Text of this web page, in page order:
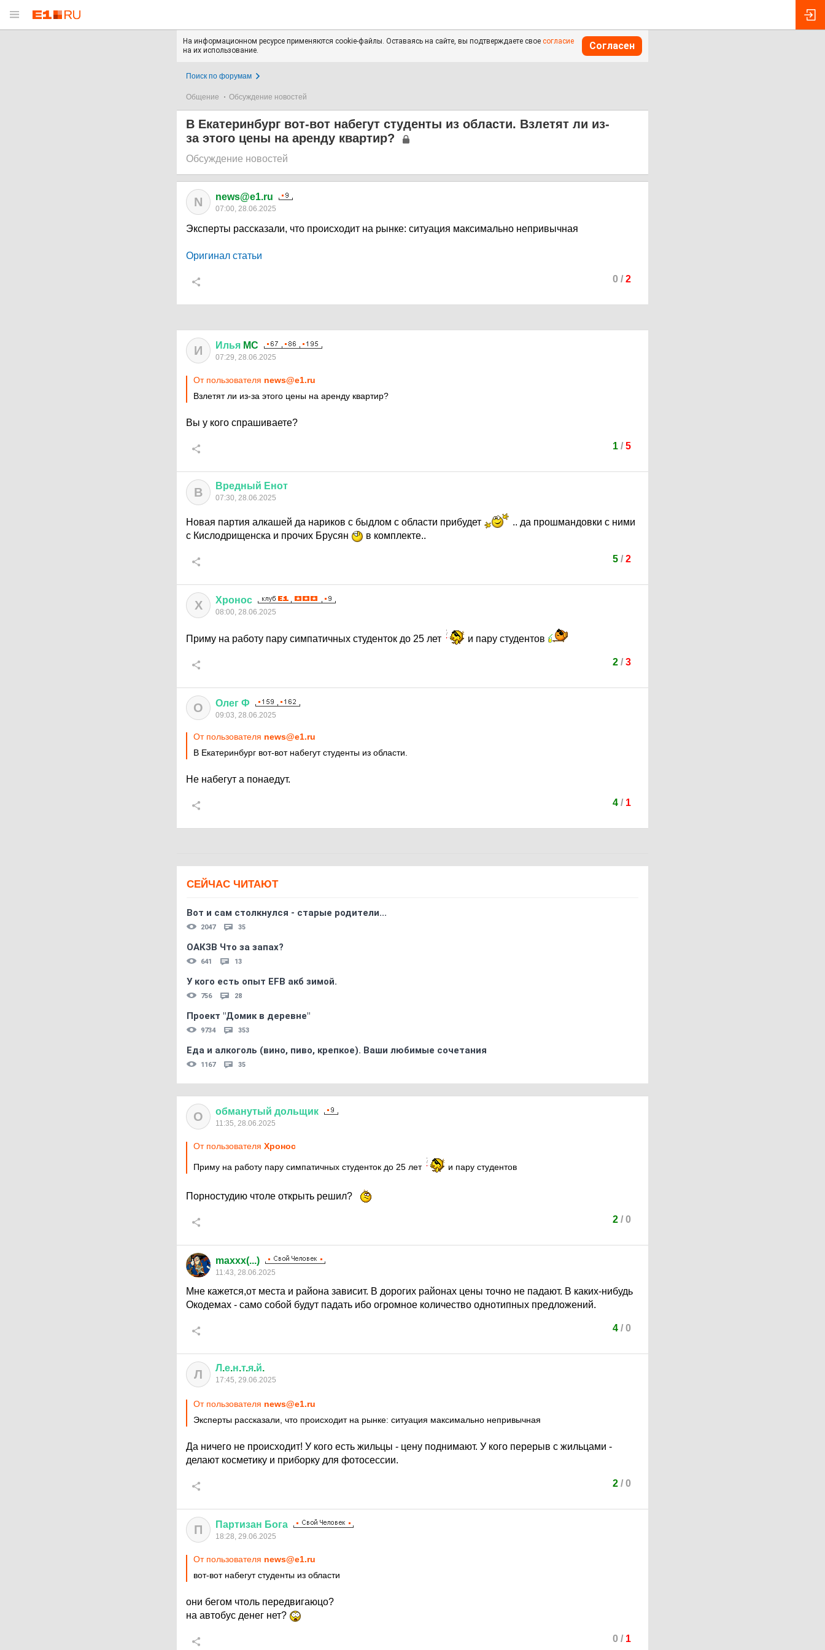
На информационном ресурсе применяются cookie-файлы. Оставаясь на сайте, вы подтверждаете свое согласие
на их использование.
Согласен
Поиск по форумам
Общение Обсуждение новостей
В Екатеринбург вот-вот набегут студенты из области. Взлетят ли из-
за этого цены на аренду квартир?
Обсуждение новостей
N news@e1.ru
07:00, 28.06.2025
Эксперты рассказали, что происходит на рынке: ситуация максимально непривычная
Оригинал статьи
0 / 2
И Илья MC
07:29, 28.06.2025
От пользователя news@e1.ru
Взлетят ли из-за этого цены на аренду квартир?
Вы у кого спрашиваете?
1/ 5
В Вредный Енот
07:30, 28.06.2025
Новая партия алкашей да нариков с быдлом с области прибудет
.. да прошмандовки с ними
с Кислодрищенска и прочих Брусян
в комплекте..
5/ 2
Х Хронос
08:00, 28.06.2025
Приму на работу пару симпатичных студенток до 25 лет и пару студентов
2/ 3
О Олег Ф
09:03, 28.06.2025
От пользователя news@e1.ru
В Екатеринбург вот-вот набегут студенты из области.
Не набегут а понаедут.
4/ 1
СЕЙЧАС ЧИТАЮТ
Вот и сам столкнулся - старые родители...
2047 35
ОАКЗВ Что за запах?
641 13
У кого есть опыт EFB акб зимой.
756 28
Проект "Домик в деревне"
9734 353
Еда и алкоголь (вино, пиво, крепкое). Ваши любимые сочетания
1167 35
О обманутый дольщик
11:35, 28.06.2025
От пользователя Хронос
Приму на работу пару симпатичных студенток до 25 лет и пару студентов
Порностудию чтоле открыть решил?
2/ 0
maxxx(...)
11:43, 28.06.2025
Мне кажется,от места и района зависит. В дорогих районах цены точно не падают. В каких-нибудь
Окодемах - само собой будут падать ибо огромное количество однотипных предложений.
4/ 0
Л Л .е.н.т.я.й.
17:45, 29.06.2025
От пользователя news@e1.ru
Эксперты рассказали, что происходит на рынке: ситуация максимально непривычная
Да ничего не происходит! У кого есть жильцы - цену поднимают. У кого перерыв с жильцами -
делают косметику и приборку для фотосессии.
2/ 0
П Партизан Бога
18:28, 29.06.2025
От пользователя news@e1.ru
вот-вот набегут студенты из области
они бегом чтоль передвигаюцо?
на автобус денег нет?
0 / 1